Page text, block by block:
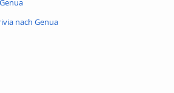
nach Genua